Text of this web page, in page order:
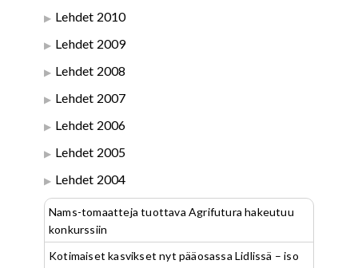
Lehdet 2010
Lehdet 2009
Lehdet 2008
Lehdet 2007
Lehdet 2006
Lehdet 2005
Lehdet 2004
Nams-tomaatteja tuottava Agrifutura hakeutuu
konkurssiin
Kotimaiset kasvikset nyt pääosassa Lidlissä – iso